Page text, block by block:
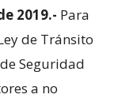
2019.- Para
de Tránsito
Seguridad
a no